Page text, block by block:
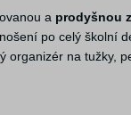
a prodyšnou
po celý školní
organizér na tužky,